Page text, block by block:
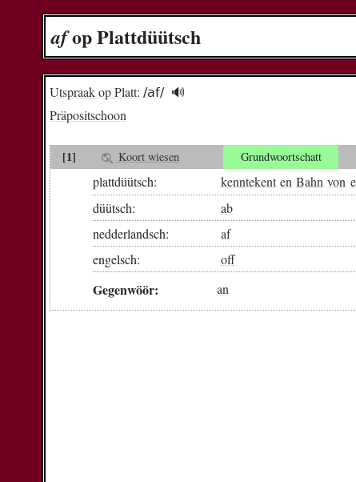
afop Plattdüütsch
Utspraak op Platt: /af/ 🔊︎
Präpositschoon
[1] Koort wiesen Grundwoortschatt
plattdüütsch: kenntekent en Bahn von
düütsch:
ab
nedderlandsch:
af
engelsch:
off
Gegenwöör: an